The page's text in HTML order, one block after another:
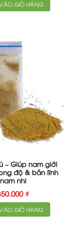
GIỎ HÀNG
– Giúp nam giới
độ & bản lĩnh
nam nhi
₫
GIỎ HÀNG